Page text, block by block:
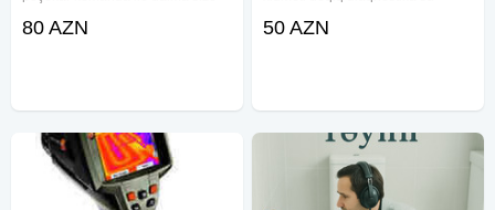
Niyə bizi seçməlisiniz? - Zəmanət
80 AZN
növ su sızma təyini və təmiri
50 AZN